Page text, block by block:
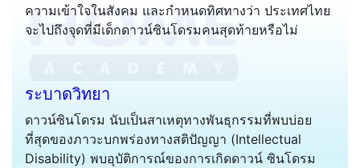
ความเข้าใจในสังคม และกำหนดทิศทางว่า ประเทศไทย
จะไปถึงจุดที่มีเด็กดาวน์ซินโดรมคนสุดท้ายหรือไม่
ระบาดวิทยา
ดาวน์ซินโดรม นับเป็นสาเหตุทางพันธุกรรมที่พบบ่อย
ที่สุดของภาวะบกพร่องทางสติปัญญา (Intellectual
Disability) พบอุบัติการณ์ของการเกิดดาวน์ ซินโดรม